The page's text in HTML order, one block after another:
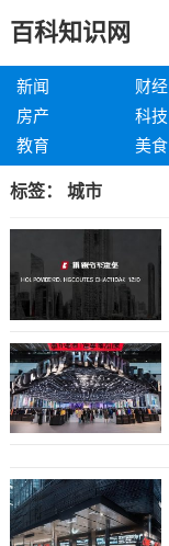
百科知识网
新闻 财经
房产
科技
教育
美食
标签： 城市